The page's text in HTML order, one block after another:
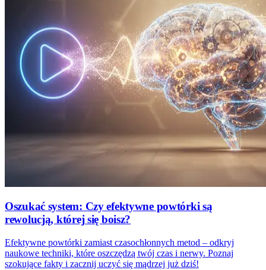
Oszukać system: Czy efektywne powtórki są
rewolucją, której się boisz?
Efektywne powtórki zamiast czasochłonnych metod – odkryj
naukowe techniki, które oszczędzą twój czas i nerwy. Poznaj
szokujące fakty i zacznij uczyć się mądrzej już dziś!